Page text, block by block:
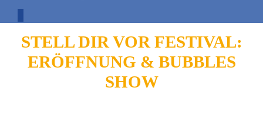
STELL DIR VOR FESTIVAL:
ERÖFFNUNG & BUBBLES
SHOW